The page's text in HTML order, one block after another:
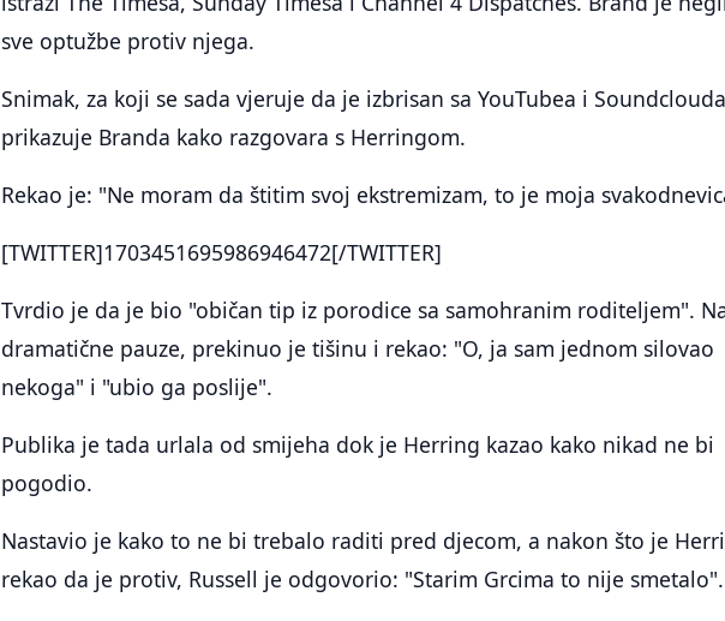
sve optužbe protiv njega.
Snimak, za koji se sada vjeruje da je izbrisan sa YouTubea i
prikazuje Branda kako razgovara s Herringom.
Rekao je: "Ne moram da štitim svoj ekstremizam, to je moja
[TWITTER]1703451695986946472[/TWITTER]
Tvrdio je da je bio "običan tip iz porodice sa samohranim roditeljem".
dramatične pauze, prekinuo je tišinu i rekao: "O, ja sam jednom silovao
nekoga" i "ubio ga poslije".
Publika je tada urlala od smijeha dok je Herring kazao kako nikad ne bi
pogodio.
Nastavio je kako to ne bi trebalo raditi pred djecom, a nakon što je
rekao da je protiv, Russell je odgovorio: "Starim Grcima to nije smetalo".